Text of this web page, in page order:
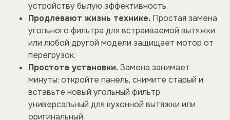
устройству былую эффективность.
Продлевают жизнь технике. Простая замена
угольного фильтра для встраиваемой вытяжки
или любой другой модели защищает мотор от
перегрузок.
Простота установки.Замена занимает
минуты: откройте панель, снимите старый и
вставьте новый угольный фильтр
универсальный для кухонной вытяжки или
оригинальный.